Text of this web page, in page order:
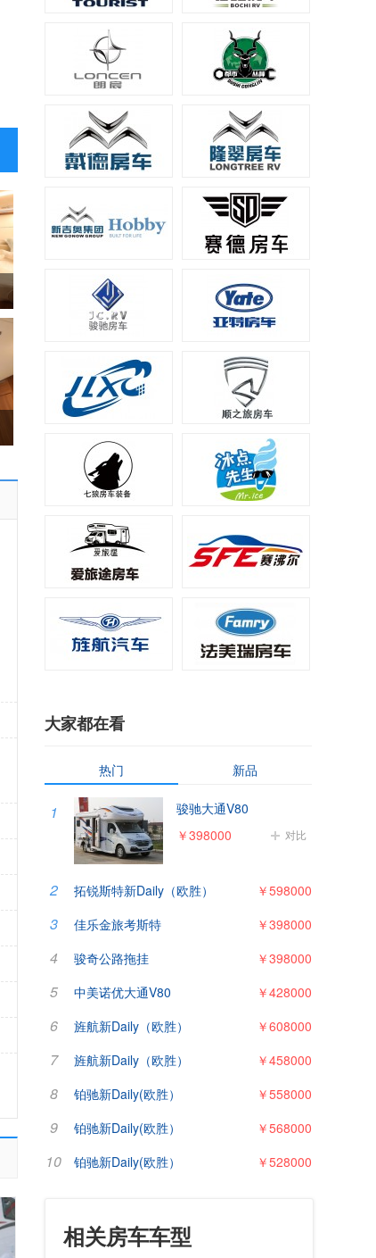
大家都在看
热门 新品
1 骏驰大通V80
对比
￥398000
2 拓锐斯特新Daily（欧胜） ￥598000
3 佳乐金旅考斯特 ￥398000
4 骏奇公路拖挂 ￥398000
5 中美诺优大通V80 ￥428000
6 旌航新Daily（欧胜） ￥608000
7 旌航新Daily（欧胜） ￥458000
8 铂驰新Daily(欧胜） ￥558000
9 铂驰新Daily(欧胜） ￥568000
10 铂驰新Daily(欧胜） ￥528000
相关房车车型